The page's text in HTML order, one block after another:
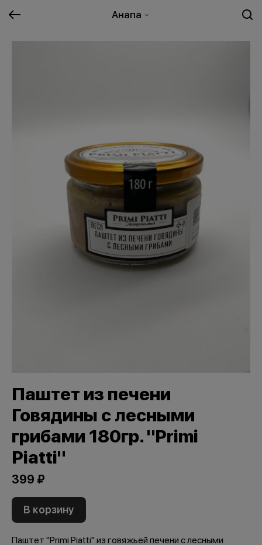
Анапа
Паштет из печени
Говядины с лесными
грибами 180гр. "Primi
Piatti"
399 ₽
В корзину
Паштет "Primi Piatti" из говяжьей печени с лесными